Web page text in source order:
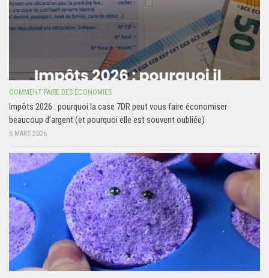
COMMENT FAIRE DES ÉCONOMIES
Impôts 2026 : pourquoi la case 7DR peut vous faire économiser
beaucoup d’argent (et pourquoi elle est souvent oubliée)
6 MARS 2026